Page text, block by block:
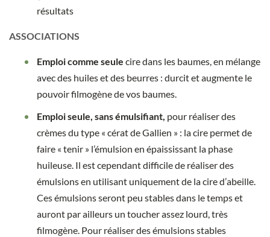
résultats
ASSOCIATIONS
Emploi comme seulecire dans les baumes, en mélange
avec des huiles et des beurres : durcit et augmente le
pouvoir filmogène de vos baumes.
Emploi seule, sans émulsifiant, pour réaliser des
crèmes du type « cérat de Gallien » : la cire permet de
faire « tenir » l’émulsion en épaississant la phase
huileuse. Il est cependant difficile de réaliser des
émulsions en utilisant uniquement de la cire d’abeille.
Ces émulsions seront peu stables dans le temps et
auront par ailleurs un toucher assez lourd, très
filmogène. Pour réaliser des émulsions stables